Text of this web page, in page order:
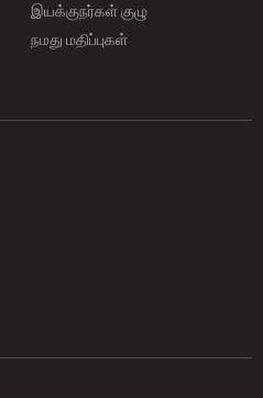
இயக்குநர்கள் குழு
நமது மதிப்புகள்